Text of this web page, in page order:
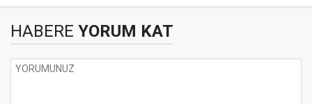
HABERE YORUM KAT